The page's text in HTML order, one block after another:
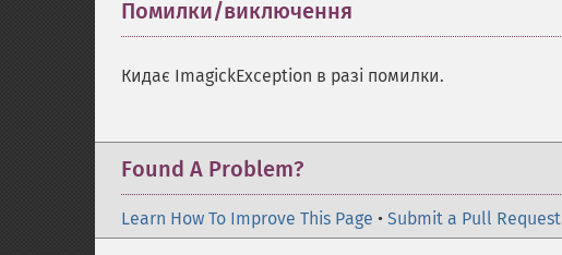
Помилки/виключення
Кидає ImagickException в разі помилки.
Found A Problem?
Learn How To Improve This Page • Submit a Pull Request